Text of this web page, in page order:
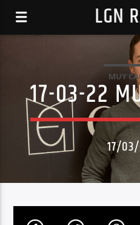
LGN
MUY
17-03-22
17/